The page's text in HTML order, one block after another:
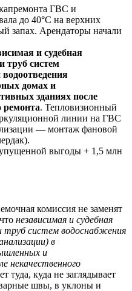
ГВС и
до 40°C на верхних
запах. Арендаторы начали
и судебная
труб систем
домах и
зданиях после
ремонта. Тепловизионный
линии на ГВС
— монтаж фановой
выгоды + 1,5 млн
комиссия не заменят
независимая и судебная
труб систем водоснабжения
в
и
некачественного
туда, куда не заглядывает
швы, в уклоны и